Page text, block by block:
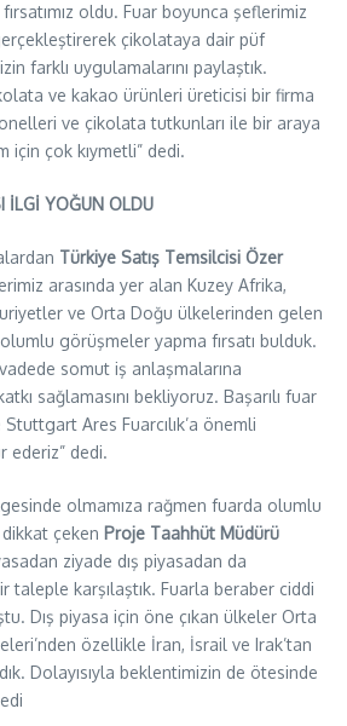
oldu. Fuar boyunca şeflerimiz
çikolataya dair püf
farklı uygulamalarını paylaştık.
ve kakao ürünleri üreticisi bir firma
ve çikolata tutkunları ile bir araya
için çok kıymetli” dedi.
İLGİ YOĞUN OLDU
Türkiye Satış Temsilcisi Özer
arasında yer alan Kuzey Afrika,
ve Orta Doğu ülkelerinden gelen
görüşmeler yapma fırsatı bulduk.
somut iş anlaşmalarına
sağlamasını bekliyoruz. Başarılı fuar
Ares Fuarcılık’a önemli
ederiz” dedi.
olmamıza rağmen fuarda olumlu
çeken Proje Taahhüt Müdürü
ziyade dış piyasadan da
taleple karşılaştık. Fuarla beraber ciddi
Dış piyasa için öne çıkan ülkeler Orta
özellikle İran, İsrail ve Irak’tan
Dolayısıyla beklentimizin de ötesinde